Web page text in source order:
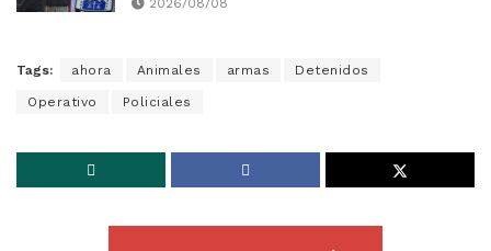
2026/08/08
Tags: ahora Animales armas Detenidos
Operativo Policiales